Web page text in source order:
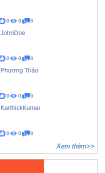
0 0 0
JohnDoe
0 0 0
Phương Thảo
0 0 0
KarthickKumar
0 0 0
Xem thêm>>